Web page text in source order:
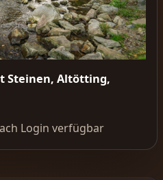
Steinen, Altötting,
Login verfügbar